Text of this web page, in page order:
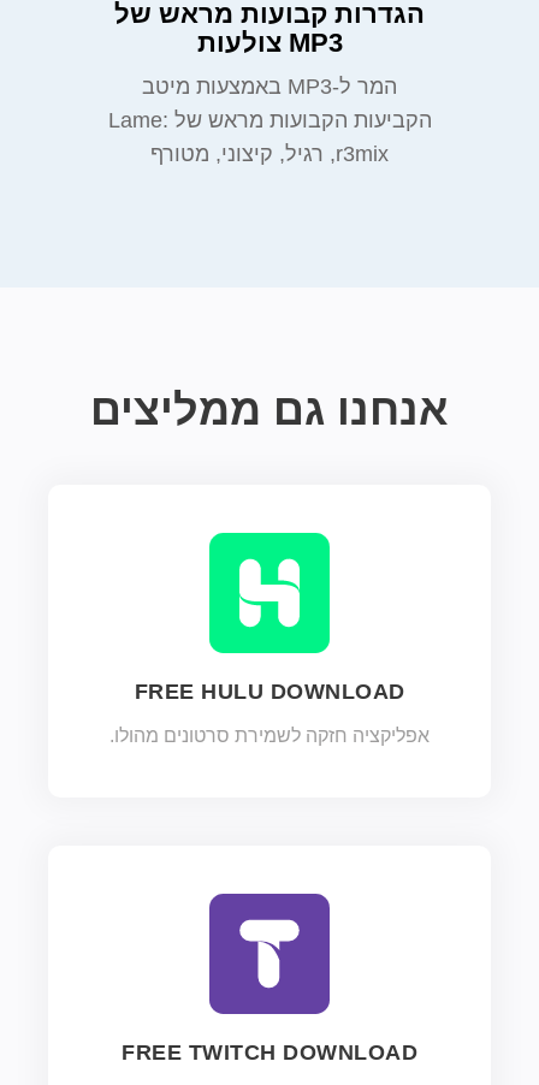
הגדרות קבועות מראש של
MP3 צולעות
המר ל-MP3 באמצעות מיטב
הקביעות הקבועות מראש של Lame:
r3mix, רגיל, קיצוני, מטורף
אנחנו גם ממליצים
FREE HULU DOWNLOAD
אפליקציה חזקה לשמירת סרטונים מהולו.
FREE TWITCH DOWNLOAD